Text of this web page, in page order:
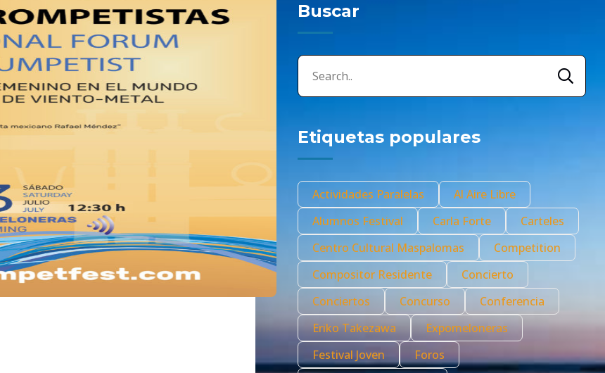
Buscar
Etiquetas populares
Actividades Paralelas
Al Aire Libre
Alumnos Festival
Carla Forte
Carteles
Centro Cultural Maspalomas
Competition
Compositor Residente
Concierto
Conciertos
Concurso
Conferencia
Eriko Takezawa
Expomeloneras
Festival Joven
Foros